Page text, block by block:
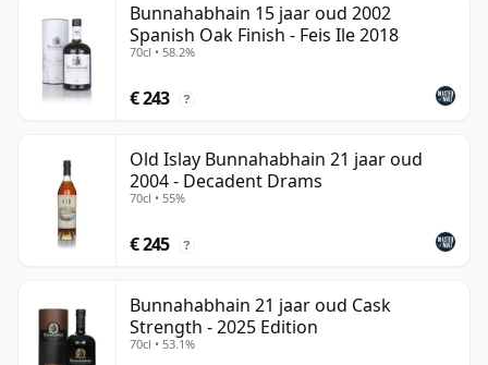
Bunnahabhain 15 jaar oud 2002
Spanish Oak Finish - Feis Ile 2018
70cl • 58.2%
€ 243 ?
Old Islay Bunnahabhain 21 jaar oud
2004 - Decadent Drams
70cl • 55%
€ 245 ?
Bunnahabhain 21 jaar oud Cask
Strength - 2025 Edition
70cl • 53.1%